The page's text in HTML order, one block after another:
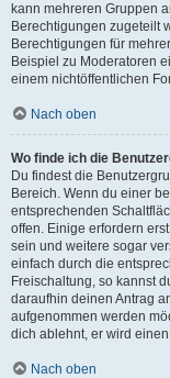
kann mehreren Gruppen
Berechtigungen zugeteilt
Berechtigungen für
Beispiel zu Moderatoren
einem nichtöffentlichen
Nach oben
Wo finde ich die
Du findest die
Bereich. Wenn du einer
entsprechenden
offen. Einige erfordern
sein und weitere sogar
einfach durch die
Freischaltung, so kannst
daraufhin deinen Antrag
aufgenommen werden
dich ablehnt, er wird
Nach oben